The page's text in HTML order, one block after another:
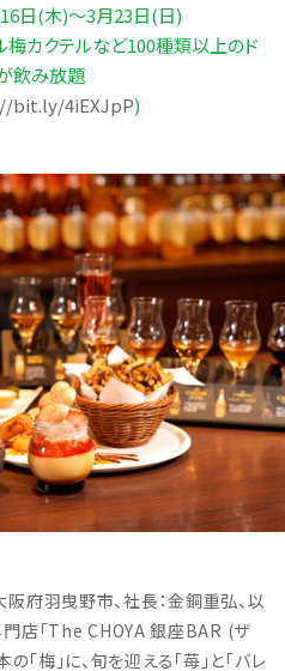
日(木)～3月23日(日)
梅カクテルなど100種類以上のド
飲み放題
bit.ly/4iEXJpP)
府羽曳野市、社長：金銅重弘、以
店「The CHOYA 銀座BAR (ザ
「梅」に、旬を迎える「苺」と「バレ